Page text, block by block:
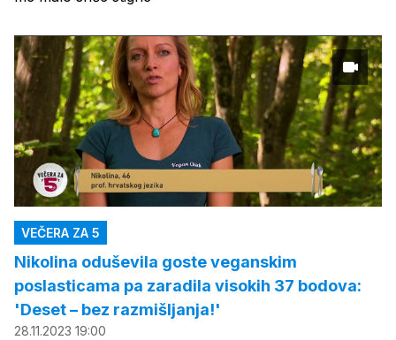
VEČERA ZA 5
Nikolina oduševila goste veganskim
poslasticama pa zaradila visokih 37 bodova:
'Deset – bez razmišljanja!'
28.11.2023 19:00